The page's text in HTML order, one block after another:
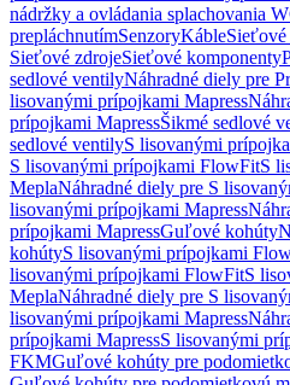
nádržky a ovládania splachovania
prepláchnutímSenzoryKábleSieťové
Sieťové zdrojeSieťové komponenty
sedlové ventilyNáhradné diely pre
lisovanými prípojkami Mapress
prípojkami MapressŠikmé sedlové
sedlové ventilyS lisovanými
S lisovanými prípojkami FlowFitS
MeplaNáhradné diely pre S
lisovanými prípojkami Mapress
prípojkami MapressGuľové kohúty
kohútyS lisovanými prípojkami
lisovanými prípojkami FlowFitS
MeplaNáhradné diely pre S
lisovanými prípojkami Mapress
prípojkami MapressS lisovanými
FKMGuľové kohúty pre